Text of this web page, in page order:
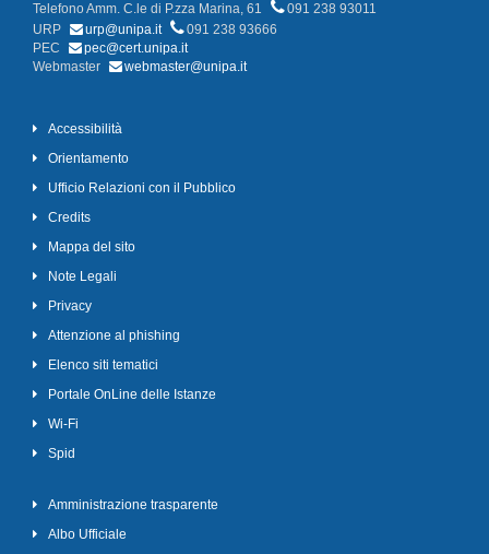
Telefono Amm. C.le di P.zza Marina, 61
091 238 93011
URP
urp@unipa.it
091 238 93666
PEC
pec@cert.unipa.it
Webmaster
webmaster@unipa.it
Accessibilità
Orientamento
Ufficio Relazioni con il Pubblico
Credits
Mappa del sito
Note Legali
Privacy
Attenzione al phishing
Elenco siti tematici
Portale OnLine delle Istanze
Wi-Fi
Spid
Amministrazione trasparente
Albo Ufficiale